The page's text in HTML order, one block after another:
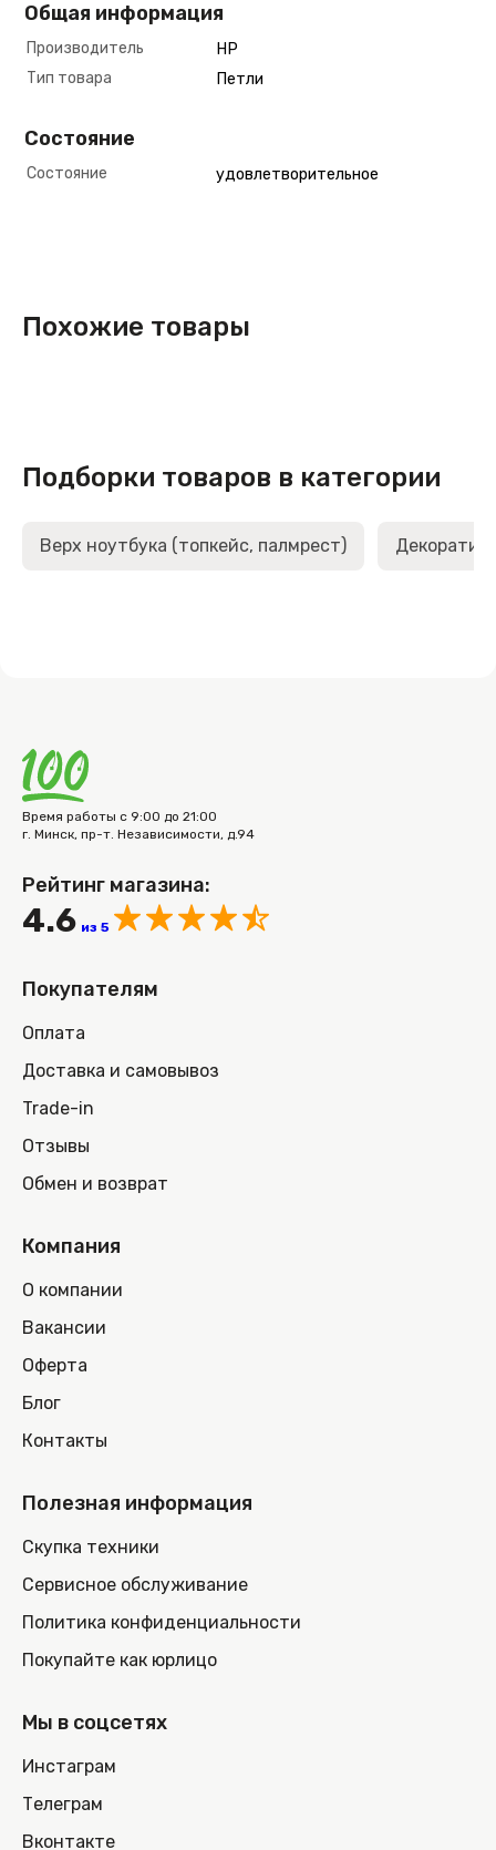
Общая информация
Производитель
HP
Тип товара
Петли
Состояние
Состояние удовлетворительное
Похожие товары
Подборки товаров в категории
Верх ноутбука (топкейс, палмрест)
Время работы с 9:00 до 21:00
г. Минск, пр-т. Независимости, д.94
Рейтинг магазина:
4.6 из 5
Покупателям
Оплата
Доставка и самовывоз
Trade-in
Отзывы
Обмен и возврат
Компания
О компании
Вакансии
Оферта
Блог
Контакты
Полезная информация
Скупка техники
Сервисное обслуживание
Политика конфиденциальности
Покупайте как юрлицо
Мы в соцсетях
Инстаграм
Телеграм
Вконтакте